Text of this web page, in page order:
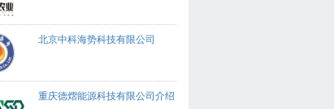
北京中科海势科技有限公司
重庆德熠能源科技有限公司介绍